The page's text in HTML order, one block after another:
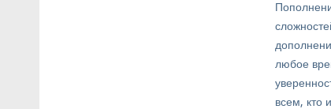
любое
всем, кто